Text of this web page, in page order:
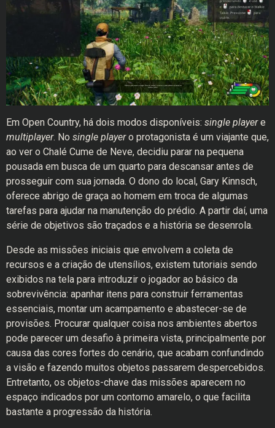
Em Open Country, há dois modos disponíveis: single playere
multiplayer. No single playero protagonista é um viajante que,
ao ver o Chalé Cume de Neve, decidiu parar na pequena
pousada em busca de um quarto para descansar antes de
prosseguir com sua jornada. O dono do local, Gary Kinnsch,
oferece abrigo de graça ao homem em troca de algumas
tarefas para ajudar na manutenção do prédio. A partir daí, uma
série de objetivos são traçados e a história se desenrola.
Desde as missões iniciais que envolvem a coleta de
recursos e a criação de utensílios, existem tutoriais sendo
exibidos na tela para introduzir o jogador ao básico da
sobrevivência: apanhar itens para construir ferramentas
essenciais, montar um acampamento e abastecer-se de
provisões. Procurar qualquer coisa nos ambientes abertos
pode parecer um desafio à primeira vista, principalmente por
causa das cores fortes do cenário, que acabam confundindo
a visão e fazendo muitos objetos passarem despercebidos.
Entretanto, os objetos-chave das missões aparecem no
espaço indicados por um contorno amarelo, o que facilita
bastante a progressão da história.